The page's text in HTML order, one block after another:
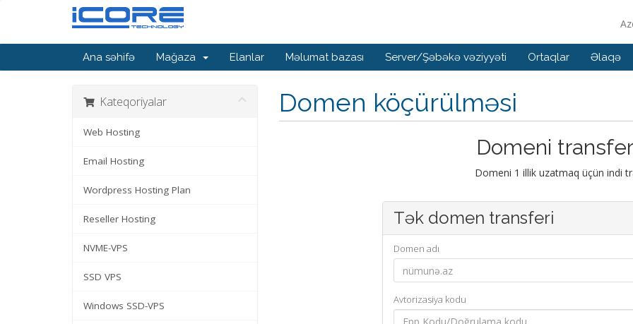
Ana səhifə Mağaza Elanlar Məlumat bazası Server/Şəbəkə vəziyyəti Ortaqlar Əlaqə
Kateqoriyalar
Web Hosting
Email Hosting
Wordpress Hosting Plan
Reseller Hosting
NVME-VPS
SSD VPS
Windows SSD-VPS
Domen köçürülməsi
Domeni
Domeni 1 illik uzatmaq üçün indi
Tək domen transferi
Domen adı
Avtorizasiya kodu